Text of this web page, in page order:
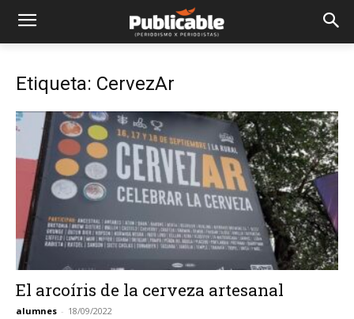
Etiqueta: CervezAr
El arcoíris de la cerveza artesanal
alumnes - 18/09/2022